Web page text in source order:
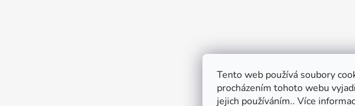
Tento web používá soubory
procházením tohoto webu
jejich používáním.. Více